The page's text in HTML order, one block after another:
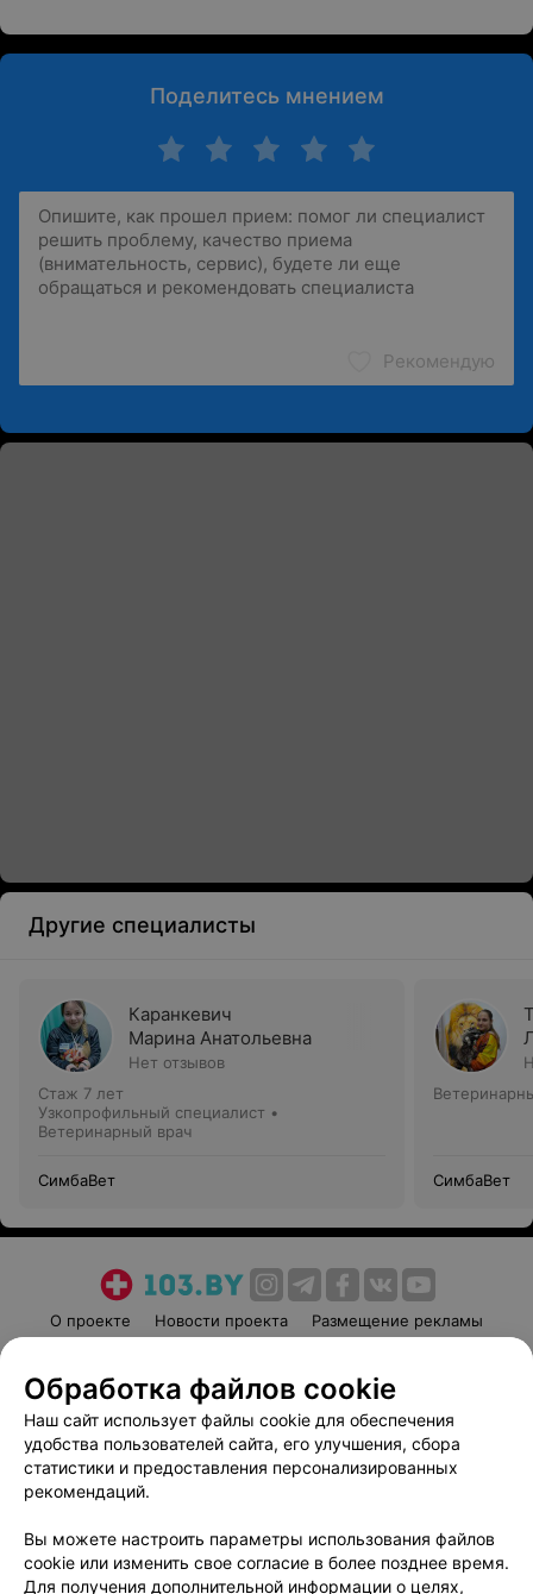
Поделитесь мнением
Рекомендую
Другие специалисты
Каранкевич
Марина Анатольевна
Нет отзывов
Стаж 7 лет
Узкопрофильный специалист •
Ветеринарный врач
СимбаВет СимбаВет
О проекте Новости проекта
Размещение рекламы
Пользовательское соглашение
Способы оплаты
Вакансии
Партнеры
Написать руководителю 103.by
Обработка персональных данных
Обработка файлов cookie
Наш сайт использует файлы cookie для обеспечения
удобства пользователей сайта, его улучшения, сбора
статистики и предоставления персонализированных
рекомендаций.
Вы можете настроить параметры использования файлов
cookie или изменить свое согласие в более позднее время.
Для получения дополнительной информации о целях,